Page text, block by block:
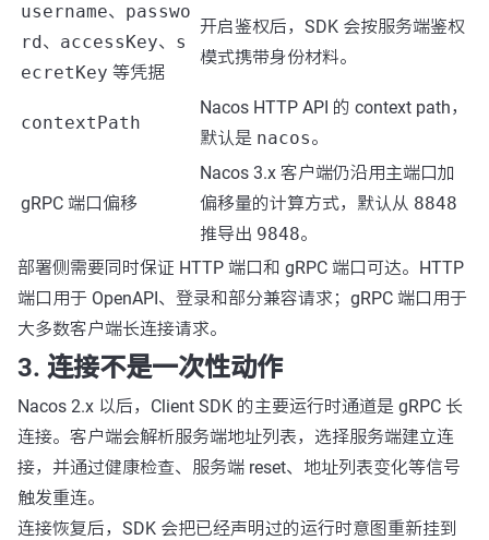
username、 passwo
rd、 accessKey、 s
ecretKey 等凭据
开启鉴权后，SDK 会按服务端鉴权
模式携带身份材料。
contextPath
Nacos HTTP API 的 context path，
默认是 nacos。
gRPC 端口偏移
Nacos 3.x 客户端仍沿用主端口加
偏移量的计算方式，默认从 8848
推导出 9848。
部署侧需要同时保证 HTTP 端口和 gRPC 端口可达。HTTP
端口用于 OpenAPI、登录和部分兼容请求；gRPC 端口用于
大多数客户端长连接请求。
3. 连接不是一次性动作
Nacos 2.x 以后，Client SDK 的主要运行时通道是 gRPC 长
连接。客户端会解析服务端地址列表，选择服务端建立连
接，并通过健康检查、服务端 reset、地址列表变化等信号
触发重连。
连接恢复后，SDK 会把已经声明过的运行时意图重新挂到